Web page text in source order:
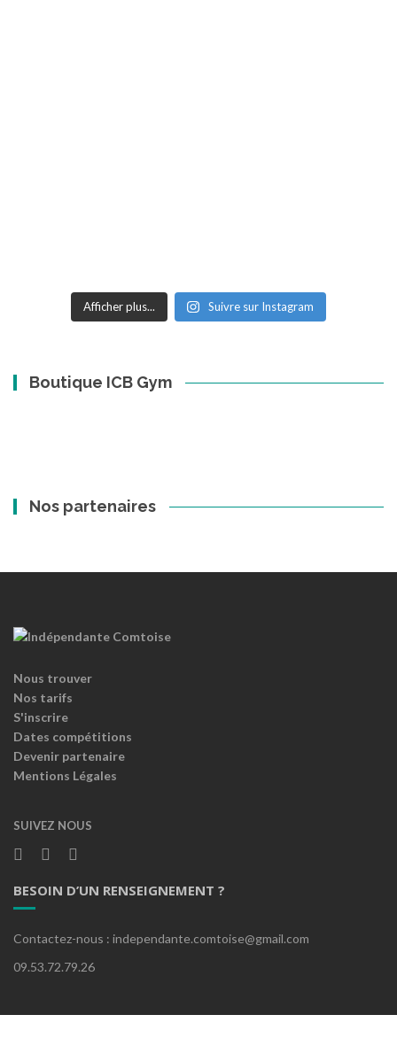
Afficher plus... Suivre sur Instagram
Boutique ICB Gym
Nos partenaires
Nous trouver
Nos tarifs
S'inscrire
Dates compétitions
Devenir partenaire
Mentions Légales
SUIVEZ NOUS
BESOIN D’UN RENSEIGNEMENT ?
Contactez-nous : independante.comtoise@gmail.com
09.53.72.79.26